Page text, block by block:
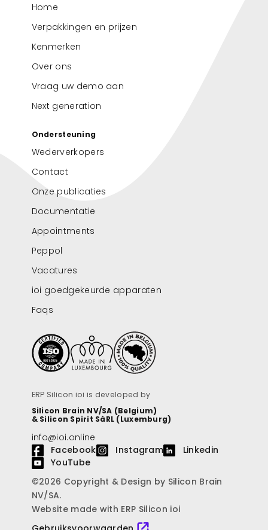
Home
Verpakkingen en prijzen
Kenmerken
Over ons
Vraag uw demo aan
Next generation
Ondersteuning
Wederverkopers
Contact
Onze publicaties
Documentatie
Appointments
Peppol
Vacatures
ioi goedgekeurde apparaten
Faqs
ERP Silicon ioi is developed by
Silicon Brain NV/SA (Belgium)
& Silicon Spirit SàRL (Luxemburg)
info@ioi.online
Facebook
Instagram
Linkedin
YouTube
©2026 Copyright & Design by Silicon Brain
NV/SA.
Website made with ERP Silicon ioi